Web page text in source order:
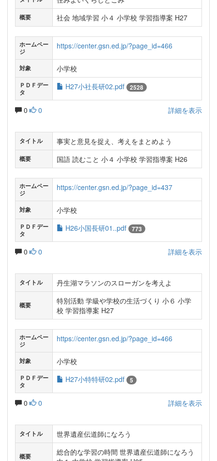
概要 社会 地域学習 小４ 小学校 学習指導案 H27
ホームペー
ジ
https://center.gsn.ed.jp/?page_id=466
対象 小学校
ＰＤＦデー
タ
H27小社長研02.pdf 2528
0 0 詳細を表示
タイトル 事実と意見を捉え、考えをまとめよう
概要 国語 読むこと 小４ 小学校 学習指導案 H26
ホームペー
ジ
https://center.gsn.ed.jp/?page_id=437
対象 小学校
ＰＤＦデー
タ
H26小国長研01..pdf 773
0 0 詳細を表示
タイトル 丹生湖マラソンのスローガンを考えよ
概要
特別活動 学級や学校の生活づくり 小６ 小学
校 学習指導案 H27
ホームペー
ジ
https://center.gsn.ed.jp/?page_id=466
対象 小学校
ＰＤＦデー
タ
H27小特特研02.pdf 5
0 0 詳細を表示
タイトル 世界遺産伝道師になろう
概要
総合的な学習の時間 世界遺産伝道師になろう